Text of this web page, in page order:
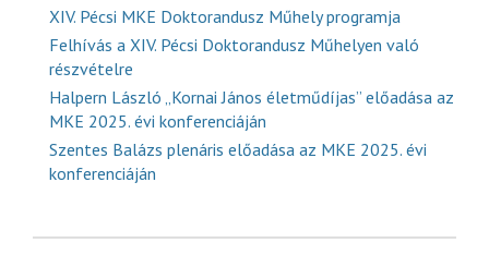
XIV. Pécsi MKE Doktorandusz Műhely programja
Felhívás a XIV. Pécsi Doktorandusz Műhelyen való
részvételre
Halpern László „Kornai János életműdíjas” előadása az
MKE 2025. évi konferenciáján
Szentes Balázs plenáris előadása az MKE 2025. évi
konferenciáján